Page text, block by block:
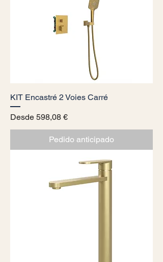
KIT Encastré 2 Voies Carré
Desde 598,08 €
Precio de oferta
Pedido anticipado